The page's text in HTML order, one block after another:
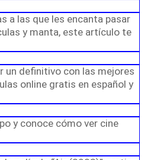
a las que les encanta pasar
y manta, este artículo te
un definitivo con las mejores
online gratis en español y
y conoce cómo ver cine